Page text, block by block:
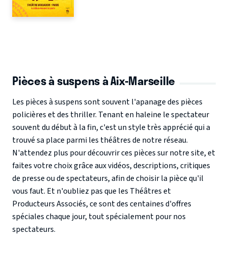
Pièces à suspens à Aix-Marseille
Les pièces à suspens sont souvent l'apanage des pièces
policières et des thriller. Tenant en haleine le spectateur
souvent du début à la fin, c'est un style très apprécié qui a
trouvé sa place parmi les théâtres de notre réseau.
N'attendez plus pour découvrir ces pièces sur notre site, et
faites votre choix grâce aux vidéos, descriptions, critiques
de presse ou de spectateurs, afin de choisir la pièce qu'il
vous faut. Et n'oubliez pas que les Théâtres et
Producteurs Associés, ce sont des centaines d'offres
spéciales chaque jour, tout spécialement pour nos
spectateurs.